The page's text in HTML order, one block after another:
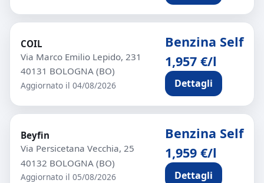
COIL
Via Marco Emilio Lepido, 231
40131 BOLOGNA (BO)
Aggiornato il 04/08/2026
Benzina Self
1,957 €/l
Dettagli
Beyfin
Via Persicetana Vecchia, 25
40132 BOLOGNA (BO)
Aggiornato il 05/08/2026
Benzina Self
1,959 €/l
Dettagli